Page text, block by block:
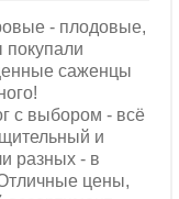
- плодовые,
покупали
саженцы
с выбором - всё
и
разных - в
цены,